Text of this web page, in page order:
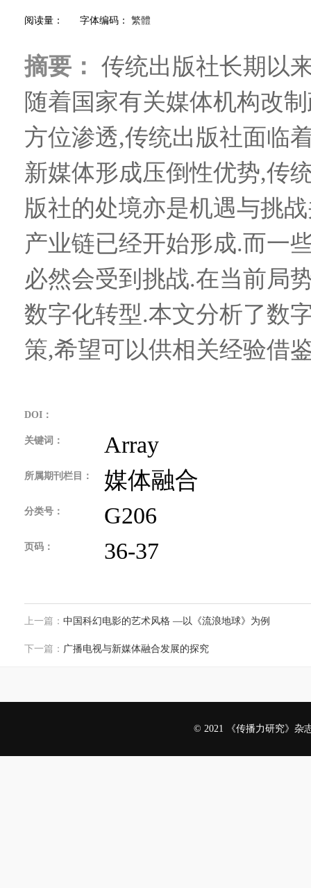
阅读量： 字体编码： 繁體
摘要： 传统出版社长期以
随着国家有关媒体机构改
方位渗透,传统出版社面临
新媒体形成压倒性优势,传
版社的处境亦是机遇与挑
产业链已经开始形成.而一
必然会受到挑战.在当前局
数字化转型.本文分析了数
策,希望可以供相关经验借
DOI：
关键词： Array
所属期刊栏目： 媒体融合
分类号： G206
页码： 36-37
上一篇： 中国科幻电影的艺术风格 —以《流浪地球》为例
下一篇： 广播电视与新媒体融合发展的探究
© 2021 《传播力研究》